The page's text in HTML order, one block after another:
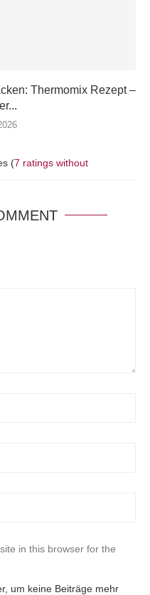
Thermomix Rezept –
(7 ratings without
in this browser for the
um keine Beiträge mehr